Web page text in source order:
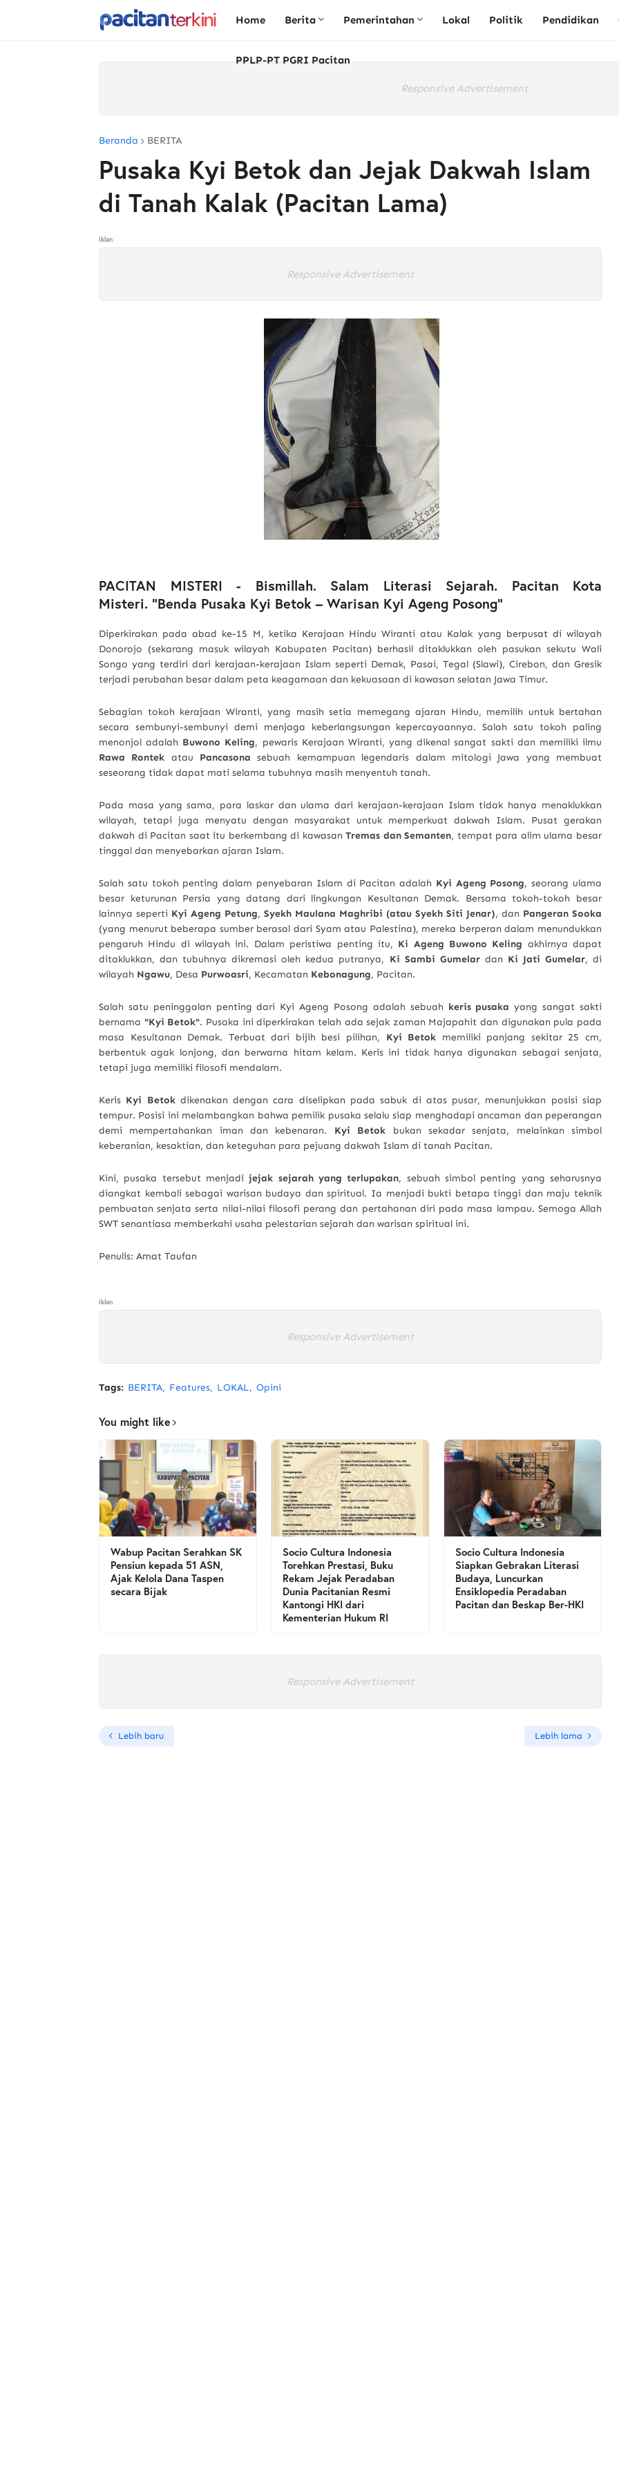
Home Berita Pemerintahan Lokal Politik Pendidikan
PPLP-PT PGRI Pacitan
Responsive Advertisement
Beranda BERITA
Pusaka Kyi Betok dan Jejak Dakwah Islam
di Tanah Kalak (Pacitan Lama)
Iklan
Responsive Advertisement
PACITAN MISTERI - Bismillah. Salam Literasi Sejarah. Pacitan Kota
Misteri. "Benda Pusaka Kyi Betok – Warisan Kyi Ageng Posong"
Diperkirakan pada abad ke-15 M, ketika Kerajaan Hindu Wiranti atau Kalak yang berpusat di wilayah
Donorojo (sekarang masuk wilayah Kabupaten Pacitan) berhasil ditaklukkan oleh pasukan sekutu Wali
Songo yang terdiri dari kerajaan-kerajaan Islam seperti Demak, Pasai, Tegal (Slawi), Cirebon, dan Gresik
terjadi perubahan besar dalam peta keagamaan dan kekuasaan di kawasan selatan Jawa Timur.
Sebagian tokoh kerajaan Wiranti, yang masih setia memegang ajaran Hindu, memilih untuk bertahan
secara sembunyi-sembunyi demi menjaga keberlangsungan kepercayaannya. Salah satu tokoh paling
menonjol adalah Buwono Keling, pewaris Kerajaan Wiranti, yang dikenal sangat sakti dan memiliki ilmu
Rawa Rontek atau Pancasonasebuah kemampuan legendaris dalam mitologi Jawa yang membuat
seseorang tidak dapat mati selama tubuhnya masih menyentuh tanah.
Pada masa yang sama, para laskar dan ulama dari kerajaan-kerajaan Islam tidak hanya menaklukkan
wilayah, tetapi juga menyatu dengan masyarakat untuk memperkuat dakwah Islam. Pusat gerakan
dakwah di Pacitan saat itu berkembang di kawasanTremas dan Semanten, tempat para alim ulama besar
tinggal dan menyebarkan ajaran Islam.
Salah satu tokoh penting dalam penyebaran Islam di Pacitan adalah Kyi Ageng Posong, seorang ulama
besar keturunan Persia yang datang dari lingkungan Kesultanan Demak. Bersama tokoh-tokoh besar
lainnya seperti Kyi Ageng Petung, Syekh Maulana Maghribi (atau Syekh Siti Jenar), dan Pangeran Sooka
(yang menurut beberapa sumber berasal dari Syam atau Palestina), mereka berperan dalam menundukkan
pengaruh Hindu di wilayah ini. Dalam peristiwa penting itu, Ki Ageng Buwono Keling akhirnya dapat
ditaklukkan, dan tubuhnya dikremasi oleh kedua putranya, Ki Sambi Gumelardan Ki Jati Gumelar, di
wilayah Ngawu, Desa Purwoasri, Kecamatan Kebonagung, Pacitan.
Salah satu peninggalan penting dari Kyi Ageng Posong adalah sebuah keris pusaka yang sangat sakti
bernama "Kyi Betok". Pusaka ini diperkirakan telah ada sejak zaman Majapahit dan digunakan pula pada
masa Kesultanan Demak. Terbuat dari bijih besi pilihan, Kyi Betok memiliki panjang sekitar 25 cm,
berbentuk agak lonjong, dan berwarna hitam kelam. Keris ini tidak hanya digunakan sebagai senjata,
tetapi juga memiliki filosofi mendalam.
Keris Kyi Betokdikenakan dengan cara diselipkan pada sabuk di atas pusar, menunjukkan posisi siap
tempur. Posisi ini melambangkan bahwa pemilik pusaka selalu siap menghadapi ancaman dan peperangan
demi mempertahankan iman dan kebenaran. Kyi Betok bukan sekadar senjata, melainkan simbol
keberanian, kesaktian, dan keteguhan para pejuang dakwah Islam di tanah Pacitan.
Kini, pusaka tersebut menjadijejak sejarah yang terlupakan, sebuah simbol penting yang seharusnya
diangkat kembali sebagai warisan budaya dan spiritual. Ia menjadi bukti betapa tinggi dan maju teknik
pembuatan senjata serta nilai-nilai filosofi perang dan pertahanan diri pada masa lampau. Semoga Allah
SWT senantiasa memberkahi usaha pelestarian sejarah dan warisan spiritual ini.
Penulis: Amat Taufan
Iklan
Responsive Advertisement
Tags: BERITA Features LOKAL Opini
You might like
Wabup Pacitan Serahkan SK
Pensiun kepada 51 ASN,
Ajak Kelola Dana Taspen
secara Bijak
Socio Cultura Indonesia
Torehkan Prestasi, Buku
Rekam Jejak Peradaban
Dunia Pacitanian Resmi
Kantongi HKI dari
Kementerian Hukum RI
Socio Cultura Indonesia
Siapkan Gebrakan Literasi
Budaya, Luncurkan
Ensiklopedia Peradaban
Pacitan dan Beskap Ber-HKI
Responsive Advertisement
Lebih baru Lebih lama